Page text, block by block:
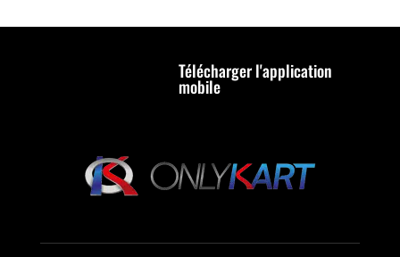
Télécharger l'application
mobile